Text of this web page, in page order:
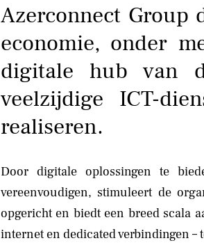
Azerconnect Group
economie, onder
digitale hub van
veelzijdige ICT-
realiseren.
Door digitale oplossingen te
vereenvoudigen, stimuleert de
opgericht en biedt een breed scala
internet en dedicated verbindingen –